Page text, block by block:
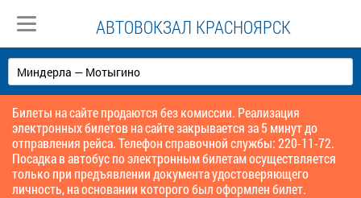
АВТОВОКЗАЛ КРАСНОЯРСК
Билеты на сайте продаются без комиссии. Реализация
электронных билетов на сайте закрывается за 5 минут до
отправления рейса. Телефон справочной службы: 220-11-72.
Посадка в автобус по электронным билетам осуществляется
только при предъявлении документа удостоверяющего
личность, на основании которого был оформлен билет.